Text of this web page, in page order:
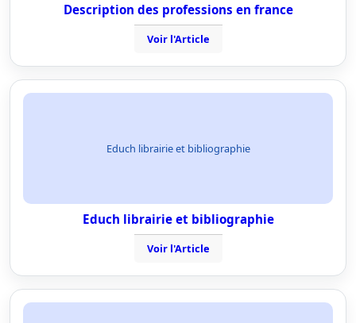
Description des professions en france
Voir l'Article
Educh librairie et bibliographie
Educh librairie et bibliographie
Voir l'Article